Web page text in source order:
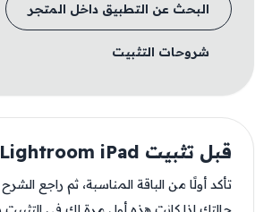
البحث عن التطبيق داخل المتجر
شروحات التثبيت
قبل تثبيت Lightroom iPad
تأكد أولًا من الباقة المناسبة، ثم راجع